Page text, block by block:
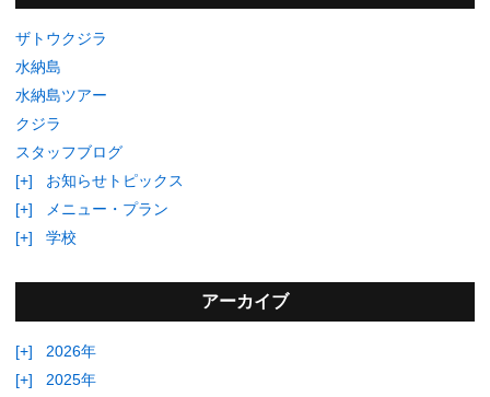
ザトウクジラ
水納島
水納島ツアー
クジラ
スタッフブログ
[+]
お知らせトピックス
[+]
メニュー・プラン
[+]
学校
アーカイブ
[+]
2026年
[+]
2025年